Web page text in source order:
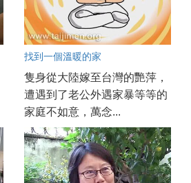
找到一個溫暖的家
隻身從大陸嫁至台灣的艷萍，
遭遇到了老公外遇家暴等等的
家庭不如意，萬念...